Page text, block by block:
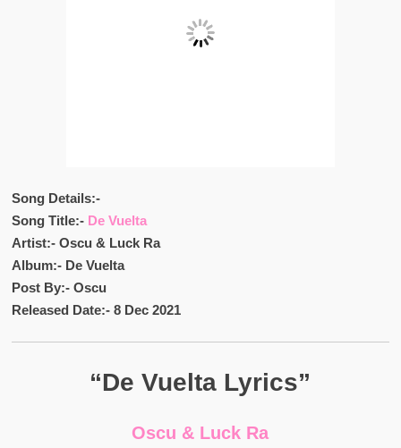
Song Details:-
Song Title:- De Vuelta
Artist:- Oscu & Luck Ra
Album:- De Vuelta
Post By:- Oscu
Released Date:- 8 Dec 2021
“De Vuelta Lyrics”
Oscu & Luck Ra